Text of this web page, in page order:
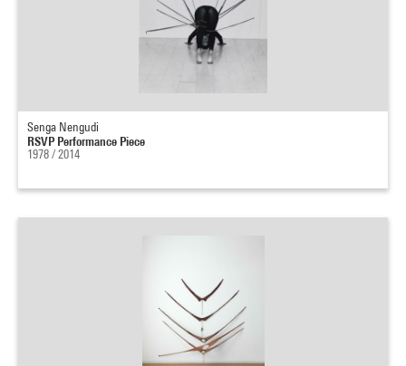
Senga Nengudi
RSVP Performance Piece
1978 / 2014